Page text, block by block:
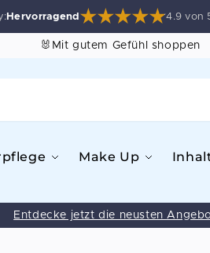
Hervorragend 4.9 von
🐰Mit gutem Gefühl shoppen
Make Up
Entdecke jetzt die neusten